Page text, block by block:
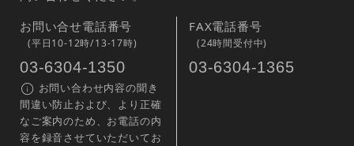
お問い合せ電話番号
(平日10-12時/13-17時)
03-6304-1350
お問い合わせ内容の聞き
間違い防止および、より正確
なご案内のため、お電話の内
容を録音させていただいてお
FAX電話番号
(24時間受付中)
03-6304-1365